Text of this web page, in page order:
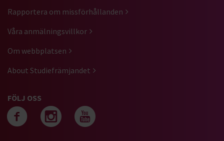
Rapportera om missförhållanden
Våra anmälningsvillkor
Om webbplatsen
About Studiefrämjandet
FÖLJ OSS
Följ oss på facebook
Följ oss på
Följ oss på